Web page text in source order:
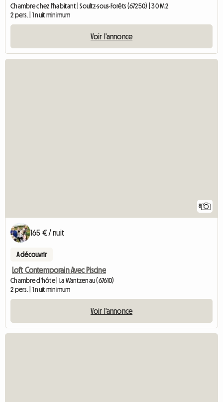
Chambre chez l'habitant | Soultz-sous-Forêts (67250) | 30 M2
2 pers. | 1 nuit minimum
Voir l'annonce
8
165 € / nuit
A découvrir
Loft Contemporain Avec Piscine
Chambre d'hôte | La Wantzenau (67610)
2 pers. | 1 nuit minimum
Voir l'annonce